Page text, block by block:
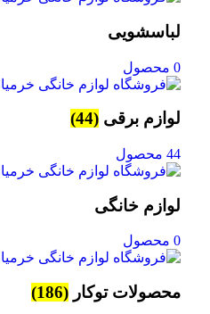
لباسشویی
0 محصول
لوازم برقی (44)
44 محصول
لوازم خانگی
0 محصول
محصولات توکار (186)